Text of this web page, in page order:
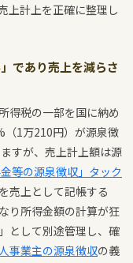
上計上を正確に整理し
であり売上を減らさ
得税の一部を国に納め
（1万210円）が源泉徴
すが、売上計上額は源
等の源泉徴収」タック
売上として記帳する
り所得金額の計算が狂
として別途管理し、確
事業主の源泉徴収の義